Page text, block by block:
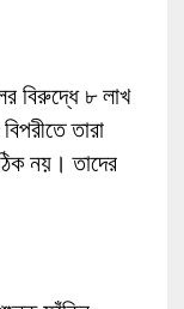
বিরুদ্ধে ৮ লাখ
তারা
নয়। তাদের